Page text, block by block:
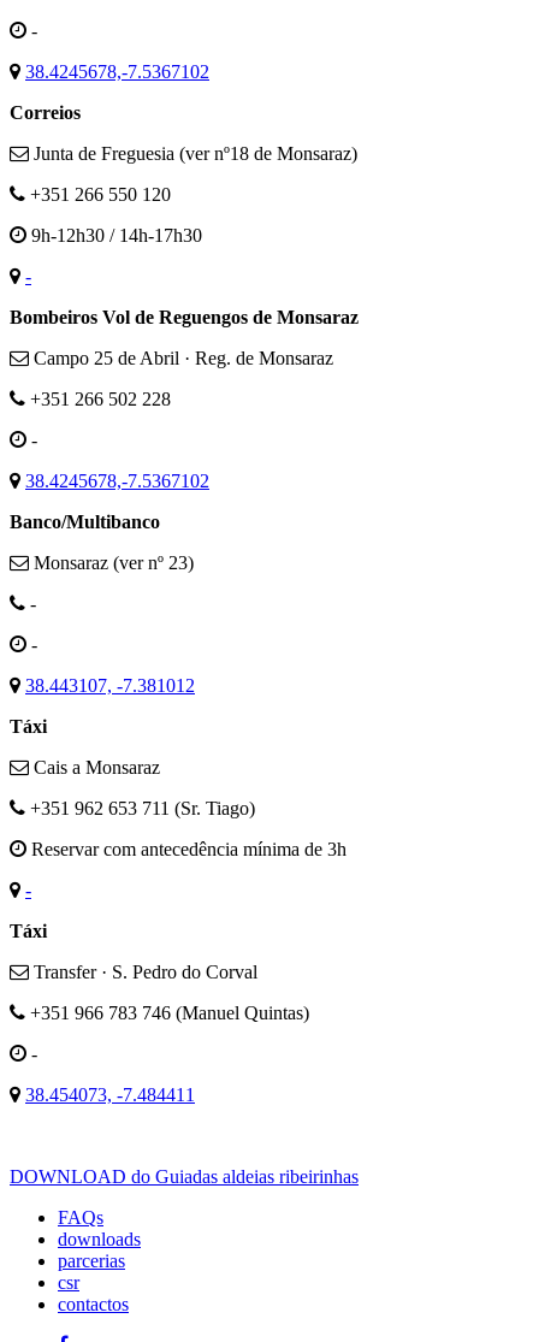
-
38.4245678,-7.5367102
Correios
Junta de Freguesia (ver nº18 de Monsaraz)
+351 266 550 120
9h-12h30 / 14h-17h30
-
Bombeiros Vol de Reguengos de Monsaraz
Campo 25 de Abril · Reg. de Monsaraz
+351 266 502 228
-
38.4245678,-7.5367102
Banco/Multibanco
Monsaraz (ver nº 23)
-
-
38.443107, -7.381012
Táxi
Cais a Monsaraz
+351 962 653 711 (Sr. Tiago)
Reservar com antecedência mínima de 3h
-
Táxi
Transfer · S. Pedro do Corval
+351 966 783 746 (Manuel Quintas)
-
38.454073, -7.484411
DOWNLOAD do Guiadas aldeias ribeirinhas
FAQs
downloads
parcerias
csr
contactos